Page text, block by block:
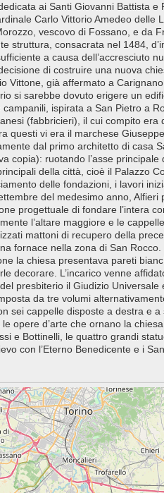
ai Santi Giovanni Battista
Carlo Vittorio Amedeo delle
vescovo di Fossano, e da
struttura, consacrata nel 1484,
a causa dell’accresciuto
di costruire una nuova
Vittone, già affermato a
si sarebbe dovuto erigere un
ispirata a San Pietro a
(fabbricieri), il cui compito era
questi vi era il marchese
dal primo architetto di casa
copia): ruotando l’asse
della città, cioè il Palazzo
delle fondazioni, i lavori
del medesimo anno, Alfieri
progettuale di fondare l’intera
l’altare maggiore e le
mattoni di recupero della
fornace nella zona di San
la chiesa presentava pareti
decorare. L’incarico venne
presbiterio il Giudizio Universale
da tre volumi
sei cappelle disposte a destra e
opere d’arte che ornano la
e Bottinelli, le quattro grandi
con l’Eterno Benedicente e i